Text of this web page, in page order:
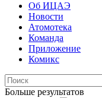
Об ИЦАЭ
Новости
Атомотека
Команда
Приложение
Комикс
Больше результатов